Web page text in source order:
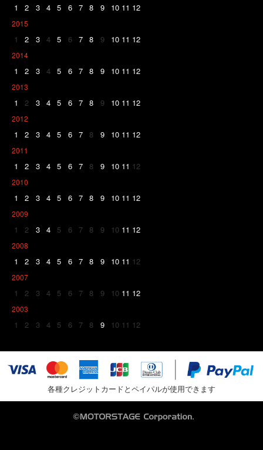
1 2 3 4 5 6 7 8 9 10 11 12
2015
1 2 3 4 5 6 7 8 9 10 11 12
2014
1 2 3 4 5 6 7 8 9 10 11 12
2013
1 2 3 4 5 6 7 8 9 10 11 12
2012
1 2 3 4 5 6 7 8 9 10 11 12
2011
1 2 3 4 5 6 7 8 9 10 11 12
2010
1 2 3 4 5 6 7 8 9 10 11 12
2009
1 2 3 4 5 6 7 8 9 10 11 12
2008
1 2 3 4 5 6 7 8 9 10 11 12
2007
1 2 3 4 5 6 7 8 9 10 11 12
2003
1 2 3 4 5 6 7 8 9 10 11 12
各種クレジットカードとペイパルが使用できます